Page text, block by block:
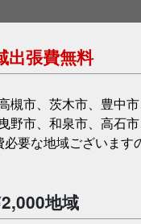
出張費無料
槻市、茨木市、豊中
野市、和泉市、高石
要な地域ございます
地域